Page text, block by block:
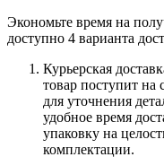
Экономьте время на
доступно 4 варианта
Курьерская
товар поступит на
для уточнения
удобное время
упаковку на
комплектации.